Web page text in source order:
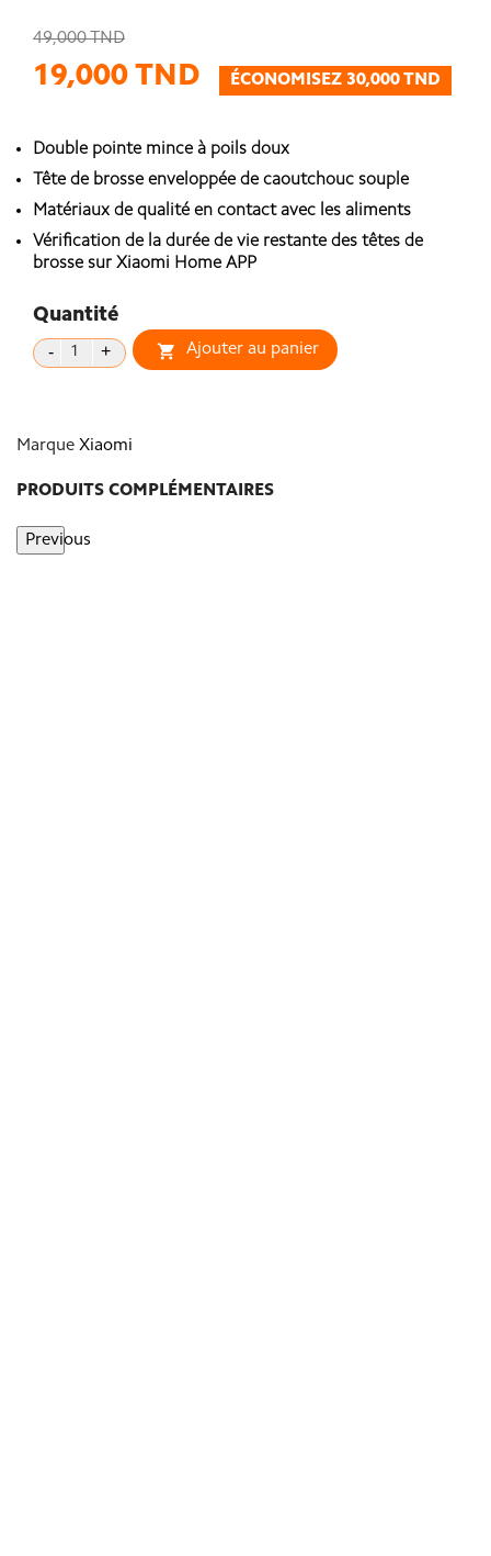
49,000 TND
19,000 TND ÉCONOMISEZ 30,000 TND
Double pointe mince à poils doux
Tête de brosse enveloppée de caoutchouc souple
Matériaux de qualité en contact avec les aliments
Vérification de la durée de vie restante des têtes de
brosse sur Xiaomi Home APP
Quantité
 Ajouter au panier
Marque Xiaomi
PRODUITS COMPLÉMENTAIRES
Previous